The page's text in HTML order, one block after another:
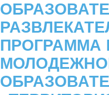
ПРОГРАММА